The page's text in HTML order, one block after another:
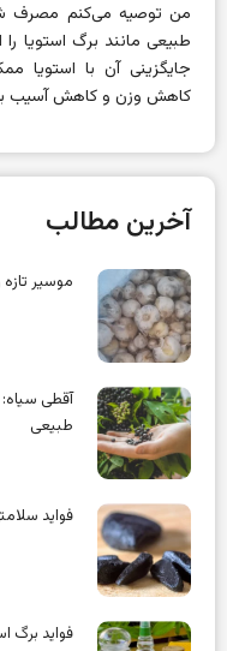
من توصیه می‌کنم مصرف
طبیعی مانند برگ استویا
جایگزینی آن با استویا
کاهش وزن و کاهش آسیب
آخرین مطالب
موسیر
آقطی
طبیعی
فواید
فواید برگ